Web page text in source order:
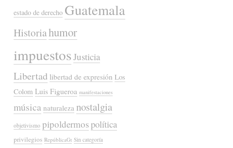
estado de derecho Guatemala
Historiahumor
impuestos Justicia
Libertad libertad de expresión Los
Colom Luis Figueroa manifestaciones
música naturaleza nostalgia
objetivismo pipoldermospolítica
privilegios RepúblicaGt Sin categoría